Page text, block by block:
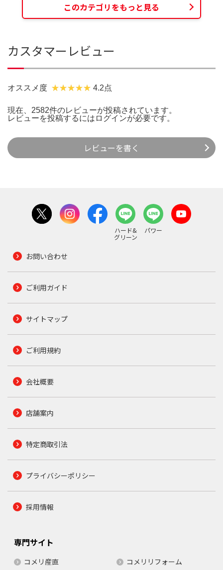
このカテゴリをもっと見る
カスタマーレビュー
オススメ度 4.2点
現在、2582件のレビューが投稿されています。
レビューを投稿するには ログインが必要です。
レビューを書く
ハード&
グリーン
パワー
お問い合わせ
ご利用ガイド
サイトマップ
ご利用規約
会社概要
店舗案内
特定商取引法
プライバシーポリシー
採用情報
専門サイト
コメリ産直 コメリリフォーム